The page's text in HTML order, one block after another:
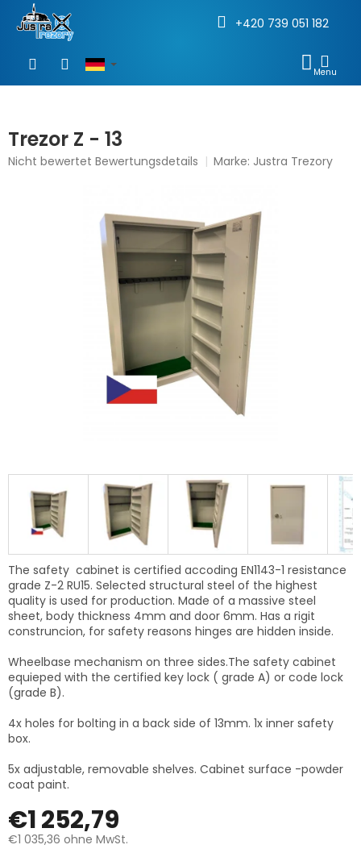
springen
+420 739 051 182
Trezor Z - 13
Die
Nicht bewertet Bewertungsdetails Marke: Justra Trezory
€1 252,79
€1 035,36 ohne MwSt.
The safety cabinet is certified accoding EN1143-1 resistance
grade Z-2 RU15. Selected structural steel of the highest
quality is used for production. Made of a massive steel
sheet, body thickness 4mm and door 6mm. Has a rigit
construncion, for safety reasons hinges are hidden inside.
Wheelbase mechanism on three sides.The safety cabinet
equieped with the certified key lock ( grade A) or code lock
(grade B).
4x holes for bolting in a back side of 13mm. 1x inner safety
box.
5x adjustable, removable shelves. Cabinet surface -powder
coat paint.